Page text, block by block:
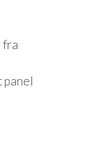
fra
panel